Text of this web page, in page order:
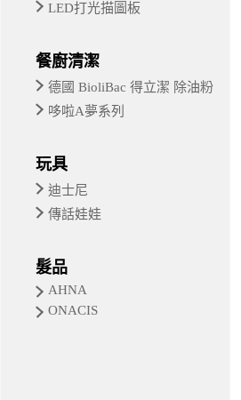
LED打光描圖板
餐廚清潔
德國 BioliBac 得立潔 除油粉
哆啦A夢系列
玩具
迪士尼
傳話娃娃
髮品
AHNA
ONACIS